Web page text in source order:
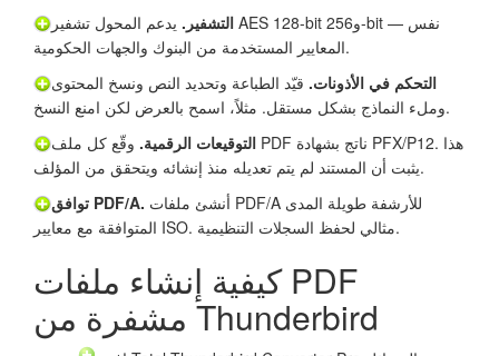
التشفير. يدعم المحول تشفير AES 128-bit و256-bit — نفس
المعايير المستخدمة من البنوك والجهات الحكومية.
التحكم في الأذونات. قيّد الطباعة وتحديد النص ونسخ المحتوى
وملء النماذج بشكل مستقل. مثلاً، اسمح بالعرض لكن امنع النسخ.
التوقيعات الرقمية. وقّع كل ملف PDF ناتج بشهادة PFX/P12. هذا
يثبت أن المستند لم يتم تعديله منذ إنشائه ويتحقق من المؤلف.
توافق PDF/A.
المتوافقة مع معايير ISO. مثالي لحفظ السجلات التنظيمية.
كيفية إنشاء ملفات PDF
مشفرة من Thunderbird